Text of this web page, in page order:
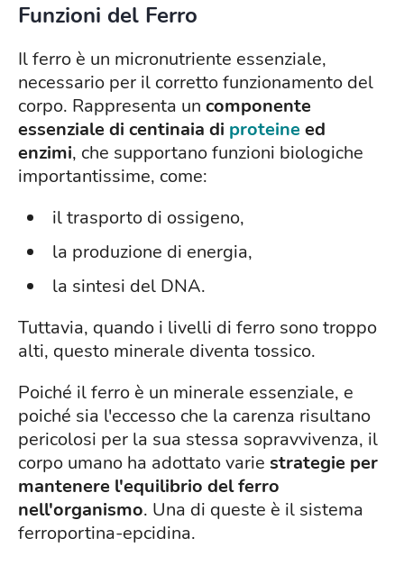
Funzioni del Ferro
Il ferro è un micronutriente essenziale,
necessario per il corretto funzionamento del
corpo. Rappresenta un componente
essenziale di centinaia di proteineed
enzimi, che supportano funzioni biologiche
importantissime, come:
il trasporto di ossigeno,
la produzione di energia,
la sintesi del DNA.
Tuttavia, quando i livelli di ferro sono troppo
alti, questo minerale diventa tossico.
Poiché il ferro è un minerale essenziale, e
poiché sia l'eccesso che la carenza risultano
pericolosi per la sua stessa sopravvivenza, il
corpo umano ha adottato varie strategie per
mantenere l'equilibrio del ferro
nell'organismo. Una di queste è il sistema
ferroportina-epcidina.